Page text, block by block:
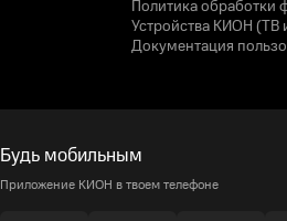
Политика обработки
Устройства КИОН (ТВ
Документация
Будь мобильным
Приложение КИОН в твоем телефоне